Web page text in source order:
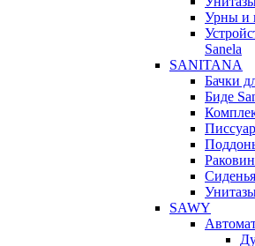
Урны и
Sanela
SANITANA
Бачки
Биде
SAWY